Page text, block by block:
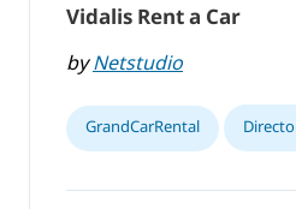
Vidalis Rent a Car
byNetstudio
GrandCarRental